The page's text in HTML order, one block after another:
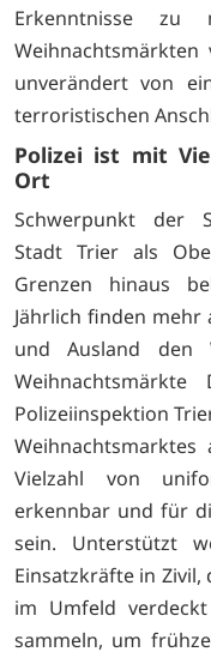
Erkenntnisse zu
unverändert von
terroristischen
Polizei ist mit
Ort
Schwerpunkt der
Stadt Trier als
Grenzen hinaus
Jährlich finden mehr
und Ausland den
Polizeiinspektion
Vielzahl von
erkennbar und für
sein. Unterstützt
Einsatzkräfte in
im Umfeld
sammeln, um